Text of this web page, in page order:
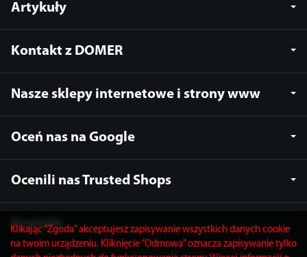
Artykuły
Kontakt z DOMER
Nasze sklepy internetowe i strony www
Oceń nas na Google
Ocenili nas Trusted Shops
Kontakt
Klikając “Zgoda” akceptujesz zapisywanie wszystkich danych cookie
na twoim urządzeniu. Kliknięcie “Odmowa” oznacza zapisywanie tylko